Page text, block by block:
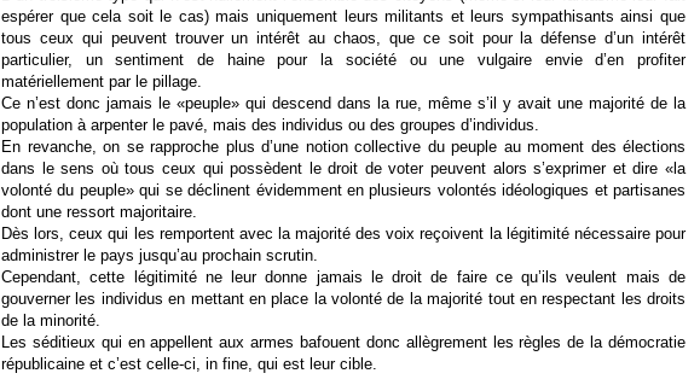
espérer que cela soit le cas) mais uniquement leurs militants et leurs sympathisants ainsi que
tous ceux qui peuvent trouver un intérêt au chaos, que ce soit pour la défense d’un intérêt
particulier, un sentiment de haine pour la société ou une vulgaire envie d’en profiter
matériellement par le pillage.
Ce n’est donc jamais le «peuple» qui descend dans la rue, même s’il y avait une majorité de la
population à arpenter le pavé, mais des individus ou des groupes d’individus.
En revanche, on se rapproche plus d’une notion collective du peuple au moment des élections
dans le sens où tous ceux qui possèdent le droit de voter peuvent alors s’exprimer et dire «la
volonté du peuple» qui se déclinent évidemment en plusieurs volontés idéologiques et partisanes
dont une ressort majoritaire.
Dès lors, ceux qui les remportent avec la majorité des voix reçoivent la légitimité nécessaire pour
administrer le pays jusqu’au prochain scrutin.
Cependant, cette légitimité ne leur donne jamais le droit de faire ce qu’ils veulent mais de
gouverner les individus en mettant en place la volonté de la majorité tout en respectant les droits
de la minorité.
Les séditieux qui en appellent aux armes bafouent donc allègrement les règles de la démocratie
républicaine et c’est celle-ci, in fine, qui est leur cible.